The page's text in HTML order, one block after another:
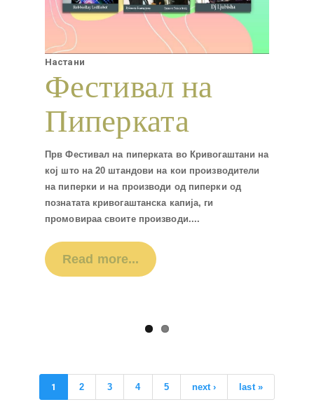
Настани
Фестивал на
Пиперката
Прв Фестивал на пиперката во Кривогаштани на
кој што на 20 штандови на кои производители
на пиперки и на производи од пиперки од
познатата кривогаштанска капија, ги
промовираа своите производи....
Read more...
1 2 3 4 5 next › last »